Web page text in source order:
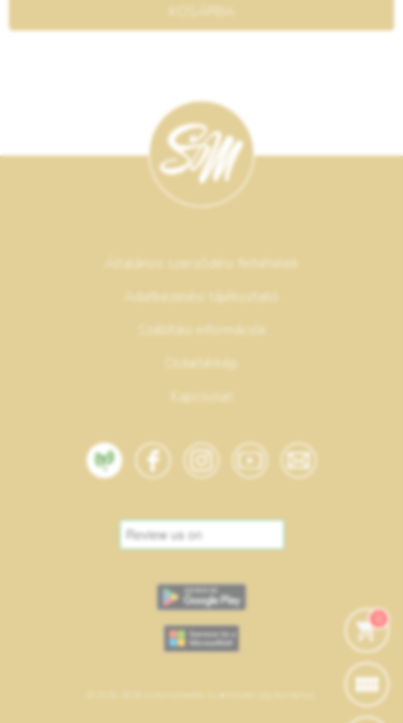
Általános szerződési feltételek
Adatkezelési tájékoztató
Szállítási információk
Oldaltérkép
Kapcsolat
© 2020-2026 suzannamester.hu • Minden jog fenntartva.